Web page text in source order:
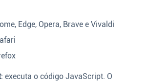
Edge, Opera, Brave e Vivaldi
: executa o código JavaScript. O